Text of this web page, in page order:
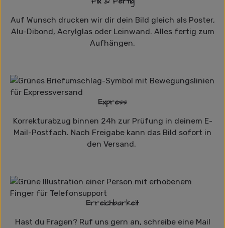
Auf Wunsch drucken wir dir dein Bild gleich als Poster,
Alu-Dibond, Acrylglas oder Leinwand. Alles fertig zum
Aufhängen.
Express
Korrekturabzug binnen 24h zur Prüfung in deinem E-
Mail-Postfach. Nach Freigabe kann das Bild sofort in
den Versand.
Erreichbarkeit
Hast du Fragen? Ruf uns gern an, schreibe eine Mail